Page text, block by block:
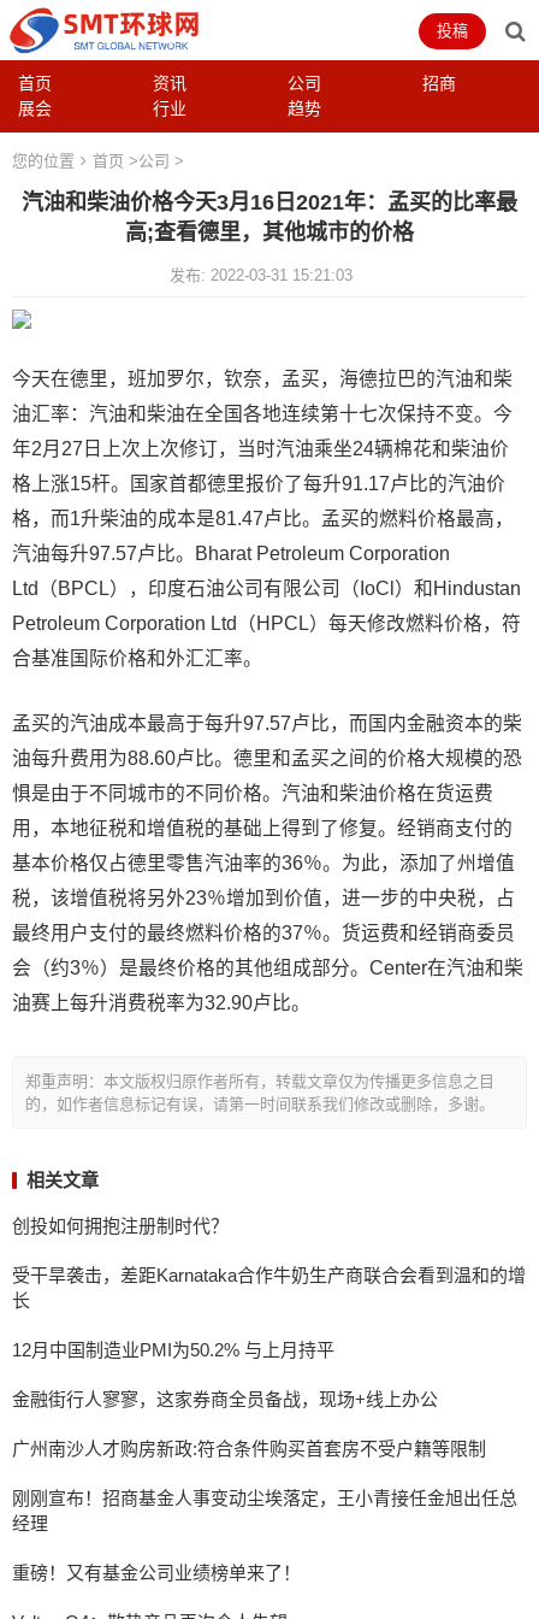
首页 资讯 公司
招商
展会
行业 趋势
投稿
您的位置 首页 >公司 >
汽油和柴油价格今天3月16日2021年：孟买的比率最
高;查看德里，其他城市的价格
发布: 2022-03-31 15:21:03
今天在德里，班加罗尔，钦奈，孟买，海德拉巴的汽油和柴
油汇率：汽油和柴油在全国各地连续第十七次保持不变。今
年2月27日上次上次修订，当时汽油乘坐24辆棉花和柴油价
格上涨15杆。国家首都德里报价了每升91.17卢比的汽油价
格，而1升柴油的成本是81.47卢比。孟买的燃料价格最高，
汽油每升97.57卢比。Bharat Petroleum Corporation
Ltd（BPCL），印度石油公司有限公司（IoCl）和Hindustan
Petroleum Corporation Ltd（HPCL）每天修改燃料价格，符
合基准国际价格和外汇汇率。
孟买的汽油成本最高于每升97.57卢比，而国内金融资本的柴
油每升费用为88.60卢比。德里和孟买之间的价格大规模的恐
惧是由于不同城市的不同价格。汽油和柴油价格在货运费
用，本地征税和增值税的基础上得到了修复。经销商支付的
基本价格仅占德里零售汽油率的36％。为此，添加了州增值
税，该增值税将另外23％增加到价值，进一步的中央税，占
最终用户支付的最终燃料价格的37％。货运费和经销商委员
会（约3％）是最终价格的其他组成部分。Center在汽油和柴
油赛上每升消费税率为32.90卢比。
郑重声明：本文版权归原作者所有，转载文章仅为传播更多信息之目
的，如作者信息标记有误，请第一时间联系我们修改或删除，多谢。
相关文章
创投如何拥抱注册制时代？
受干旱袭击，差距Karnataka合作牛奶生产商联合会看到温和的增
长
12月中国制造业PMI为50.2% 与上月持平
金融街行人寥寥，这家券商全员备战，现场+线上办公
广州南沙人才购房新政:符合条件购买首套房不受户籍等限制
刚刚宣布！招商基金人事变动尘埃落定，王小青接任金旭出任总
经理
重磅！又有基金公司业绩榜单来了！